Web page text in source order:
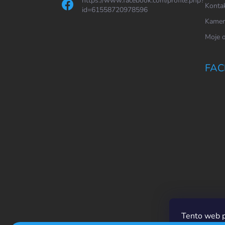
Tento web
id=61558720978596
Moje